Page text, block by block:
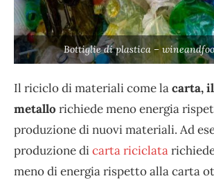
Bottiglie di plastica –
Il riciclo di materiali come lacarta,
metallo richiede meno energia
produzione di nuovi materiali. Ad
produzione dicarta riciclata
meno di energia rispetto alla carta